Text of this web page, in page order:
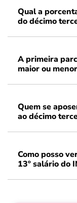
Qual a
do décimo
A primeira
maior ou
Quem se
ao décimo
Como posso
13º salário do